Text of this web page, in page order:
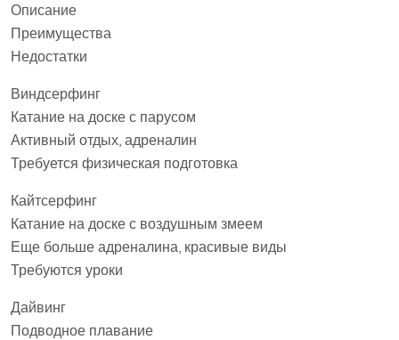
Описание
Преимущества
Недостатки
Виндсерфинг
Катание на доске с парусом
Активный отдых, адреналин
Требуется физическая подготовка
Кайтсерфинг
Катание на доске с воздушным змеем
Еще больше адреналина, красивые виды
Требуются уроки
Дайвинг
Подводное плавание